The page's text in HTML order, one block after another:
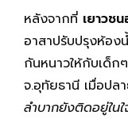
หลังจากที่ เยาวช
อาสาปรับปรุงห้อง
กันหนาวให้กับเด็ก
จ.อุทัยธานี เมื่อปล
ลำบากยังติดอยู่ใน